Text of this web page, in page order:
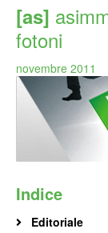
[as]
fotoni
novembre 2011
Indice
Editoriale